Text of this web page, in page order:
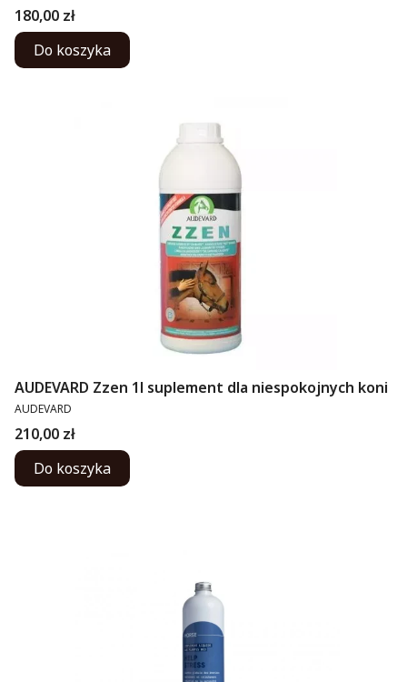
Cena
180,00 zł
Do koszyka
AUDEVARD Zzen 1l suplement dla niespokojnych koni
PRODUCENT
AUDEVARD
Cena
210,00 zł
Do koszyka